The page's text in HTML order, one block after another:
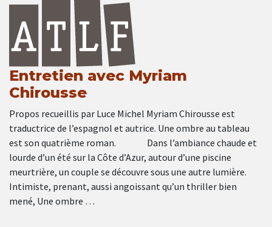
Entretien avec Myriam
Chirousse
Propos recueillis par Luce Michel Myriam Chirousse est
traductrice de l’espagnol et autrice. Une ombre au tableau
est son quatrième roman. Dans l’ambiance chaude et
lourde d’un été sur la Côte d’Azur, autour d’une piscine
meurtrière, un couple se découvre sous une autre lumière.
Intimiste, prenant, aussi angoissant qu’un thriller bien
mené, Une ombre …